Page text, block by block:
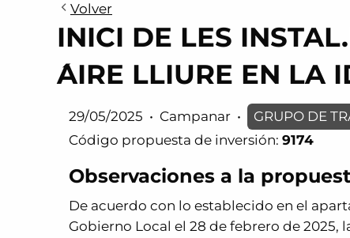
Volver
INICI DE LES
́AIRE LLIURE EN LA
29/05/2025 • Campanar •
GRUPO DE
Código propuesta de inversión: 9174
Observaciones a la
De acuerdo con lo establecido en el
Gobierno Local el 28 de febrero de